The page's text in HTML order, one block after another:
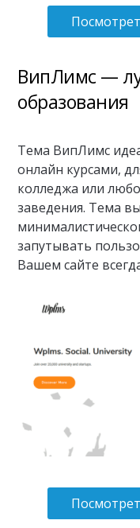
ВипЛимс —
образования
Тема ВипЛимс
онлайн курсами,
колледжа или
заведения. Тема
запутывать
Вашем сайте